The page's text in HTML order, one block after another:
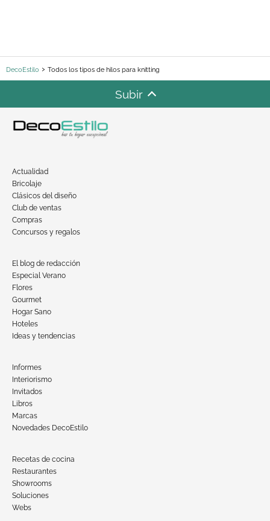
DecoEstilo Todos los tipos de hilos para knitting
Subir
Actualidad
Bricolaje
Clásicos del diseño
Club de ventas
Compras
Concursos y regalos
El blog de redacción
Especial Verano
Flores
Gourmet
Hogar Sano
Hoteles
Ideas y tendencias
Informes
Interiorismo
Invitados
Libros
Marcas
Novedades DecoEstilo
Recetas de cocina
Restaurantes
Showrooms
Soluciones
Webs